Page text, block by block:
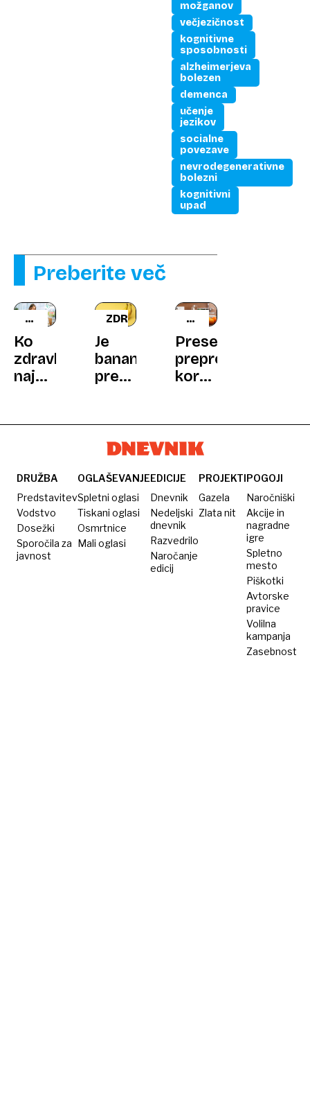
možganov
večjezičnost
kognitivne
sposobnosti
alzheimerjeva
bolezen
demenca
učenje
jezikov
socialne
povezave
nevrodegenerativne
bolezni
kognitivni
upad
Preberite več
ZDRAVNIK
18H
Ko
zdravljenje
najprej
trdovratna
ZDRAVJE
Je
banana
premalo
zrela?
ZDRAVNIKOV
Presenetljivo
preprosti
koraki
pomoč
pri
krvnega
tlaka
DRUŽBA
Predstavitev
Vodstvo
Dosežki
Sporočila za
javnost
OGLAŠEVANJE
Spletni oglasi
Tiskani oglasi
Osmrtnice
Mali oglasi
EDICIJE
Dnevnik
Nedeljski
dnevnik
Razvedrilo
Naročanje
edicij
PROJEKTI
Gazela
Zlata nit
POGOJI
Naročniški
Akcije in
nagradne
igre
Spletno
mesto
Piškotki
Avtorske
pravice
Volilna
kampanja
Zasebnost